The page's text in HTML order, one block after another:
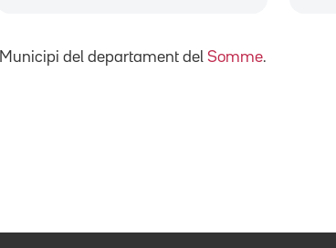
Municipi del departament del Somme.